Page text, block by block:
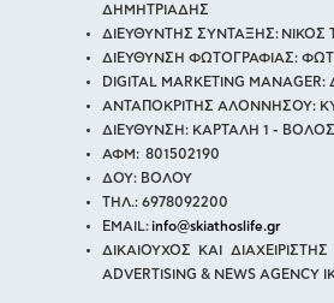
ΔΗΜΗΤΡΙΑΔΗΣ
ΔΙΕΥΘΥΝΤΗΣ ΣΥΝΤΑΞΗΣ: ΝΙΚΟΣ
ΔΙΕΥΘΥΝΣΗ ΦΩΤΟΓΡΑΦΙΑΣ:
DIGITAL MARKETING
ΑΝΤΑΠΟΚΡΙΤΗΣ ΑΛΟΝΝΗΣΟΥ:
ΔΙΕΥΘΥΝΣΗ: ΚΑΡΤΑΛΗ 1 - ΒΟΛΟΣ
ΑΦΜ: 801502190
ΔΟΥ: ΒΟΛΟΥ
ΤΗΛ.: 6978092200
EMAIL:info@skiathoslife.gr
ΔΙΚΑΙΟΥΧΟΣ ΚΑΙ
ADVERTISING & NEWS AGENCY